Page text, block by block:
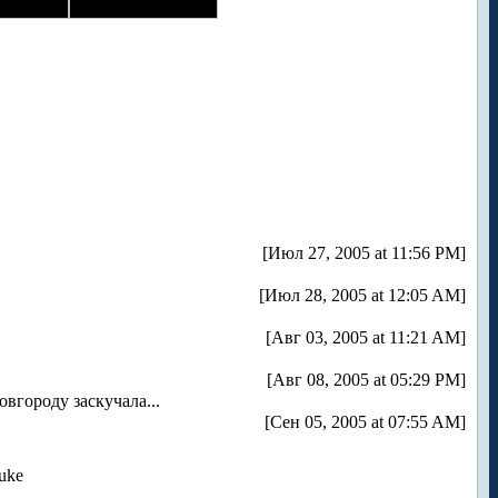
[Июл 27, 2005 at 11:56 PM]
[Июл 28, 2005 at 12:05 AM]
[Авг 03, 2005 at 11:21 AM]
[Авг 08, 2005 at 05:29 PM]
заскучала...
[Сен 05, 2005 at 07:55 AM]